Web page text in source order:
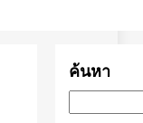
ค้นหา